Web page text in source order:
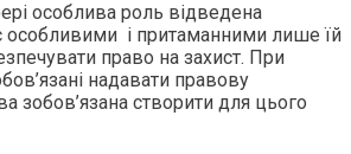
особлива роль відведена
особливими і притаманними лише їй
право на захист. При
надавати правову
зобов’язана створити для цього